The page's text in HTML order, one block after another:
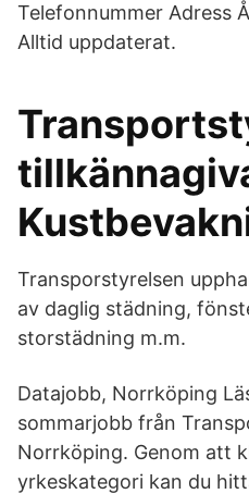
Telefonnummer Adress
Alltid uppdaterat.
Transporstyrelsen
av daglig städning,
storstädning m.m.
Datajobb, Norrköping
sommarjobb från
Norrköping. Genom att
yrkeskategori kan du